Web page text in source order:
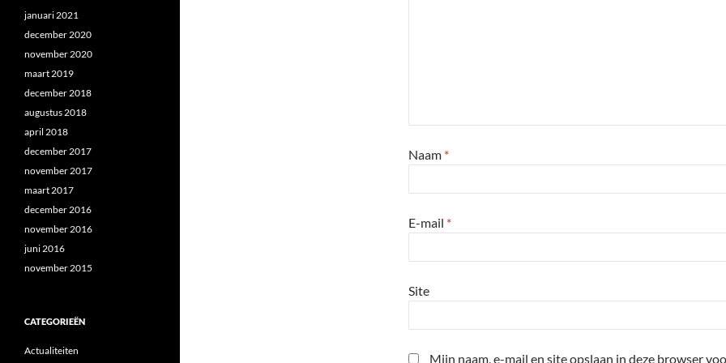
Naam *
E-mail *
Site
Mijn naam, e-mail en site opslaan in deze browser
januari 2021
december 2020
november 2020
maart 2019
december 2018
augustus 2018
april 2018
december 2017
november 2017
maart 2017
december 2016
november 2016
juni 2016
november 2015
CATEGORIEËN
Actualiteiten